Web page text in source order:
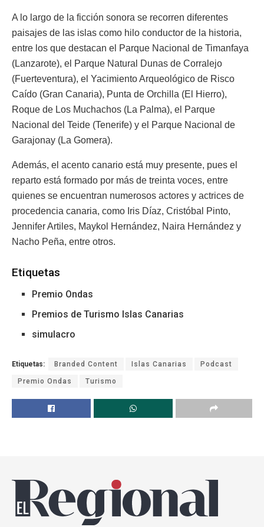
A lo largo de la ficción sonora se recorren diferentes
paisajes de las islas como hilo conductor de la historia,
entre los que destacan el Parque Nacional de Timanfaya
(Lanzarote), el Parque Natural Dunas de Corralejo
(Fuerteventura), el Yacimiento Arqueológico de Risco
Caído (Gran Canaria), Punta de Orchilla (El Hierro),
Roque de Los Muchachos (La Palma), el Parque
Nacional del Teide (Tenerife) y el Parque Nacional de
Garajonay (La Gomera).
Además, el acento canario está muy presente, pues el
reparto está formado por más de treinta voces, entre
quienes se encuentran numerosos actores y actrices de
procedencia canaria, como Iris Díaz, Cristóbal Pinto,
Jennifer Artiles, Maykol Hernández, Naira Hernández y
Nacho Peña, entre otros.
Etiquetas
Premio Ondas
Premios de Turismo Islas Canarias
simulacro
Etiquetas: Branded Content Islas Canarias Podcast
Premio Ondas Turismo